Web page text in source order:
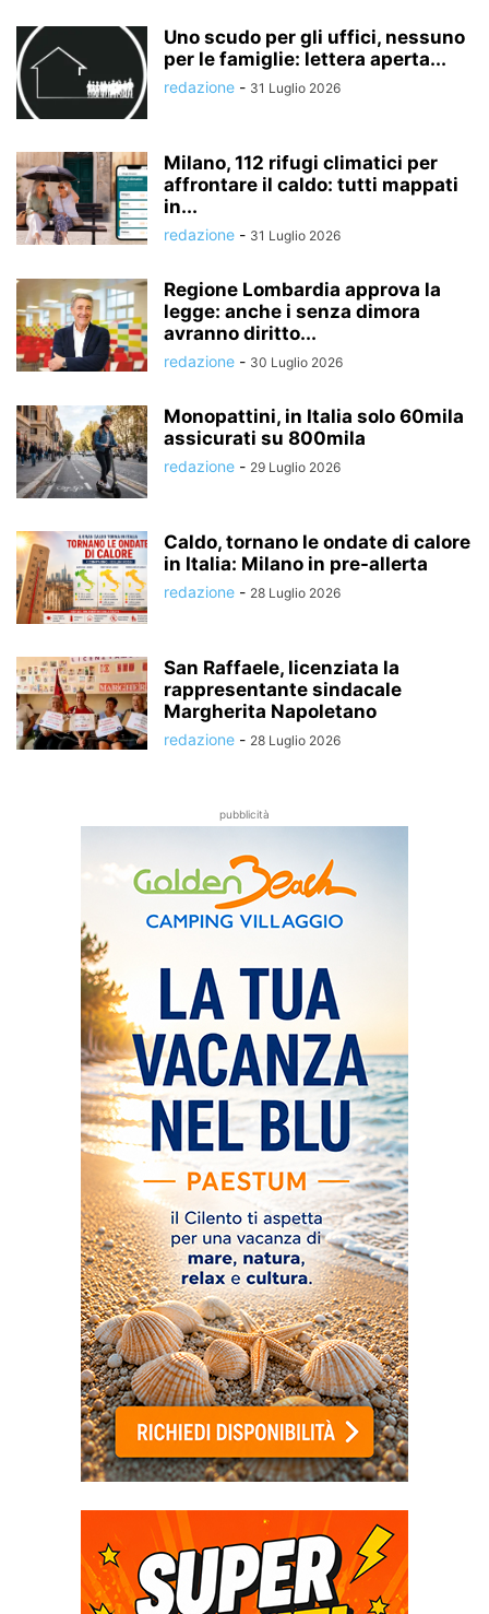
Uno scudo per gli uffici, nessuno
per le famiglie: lettera aperta...
redazione - 31 Luglio 2026
Milano, 112 rifugi climatici per
affrontare il caldo: tutti mappati
in...
redazione - 31 Luglio 2026
Regione Lombardia approva la
legge: anche i senza dimora
avranno diritto...
redazione - 30 Luglio 2026
Monopattini, in Italia solo 60mila
assicurati su 800mila
redazione - 29 Luglio 2026
Caldo, tornano le ondate di calore
in Italia: Milano in pre-allerta
redazione - 28 Luglio 2026
San Raffaele, licenziata la
rappresentante sindacale
Margherita Napoletano
redazione - 28 Luglio 2026
pubblicità